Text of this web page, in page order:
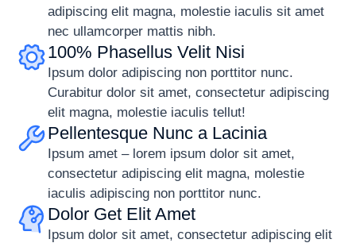
adipiscing elit magna, molestie iaculis sit amet
nec ullamcorper mattis nibh.
100% Phasellus Velit Nisi
Ipsum dolor adipiscing non porttitor nunc.
Curabitur dolor sit amet, consectetur adipiscing
elit magna, molestie iaculis tellut!
Pellentesque Nunc a Lacinia
Ipsum amet – lorem ipsum dolor sit amet,
consectetur adipiscing elit magna, molestie
iaculis adipiscing non porttitor nunc.
Dolor Get Elit Amet
Ipsum dolor sit amet, consectetur adipiscing elit